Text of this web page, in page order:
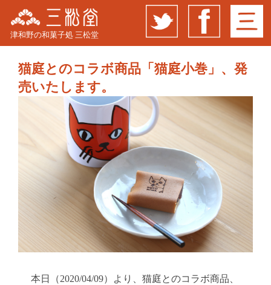
津和野の和菓子処 三松堂
猫庭とのコラボ商品「猫庭小巻」、発
売いたします。
本日（2020/04/09）より、猫庭とのコラボ商品、